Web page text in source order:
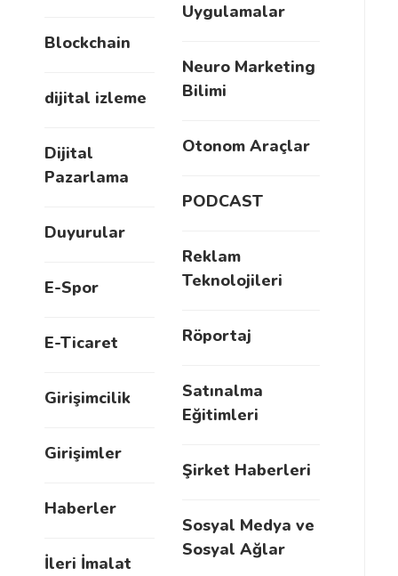
Blockchain
dijital izleme
Dijital
Pazarlama
Duyurular
E-Spor
E-Ticaret
Girişimcilik
Girişimler
Haberler
İleri İmalat
Uygulamalar
Neuro Marketing
Bilimi
Otonom Araçlar
PODCAST
Reklam
Teknolojileri
Röportaj
Satınalma
Eğitimleri
Şirket Haberleri
Sosyal Medya ve
Sosyal Ağlar